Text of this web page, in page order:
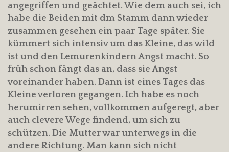
angegriffen und geächtet. Wie dem auch sei, ich
habe die Beiden mit dm Stamm dann wieder
zusammen gesehen ein paar Tage später. Sie
kümmert sich intensiv um das Kleine, das wild
ist und den Lemurenkindern Angst macht. So
früh schon fängt das an, dass sie Angst
voreinander haben. Dann ist eines Tages das
Kleine verloren gegangen. Ich habe es noch
herumirren sehen, vollkommen aufgeregt, aber
auch clevere Wege findend, um sich zu
schützen. Die Mutter war unterwegs in die
andere Richtung. Man kann sich nicht